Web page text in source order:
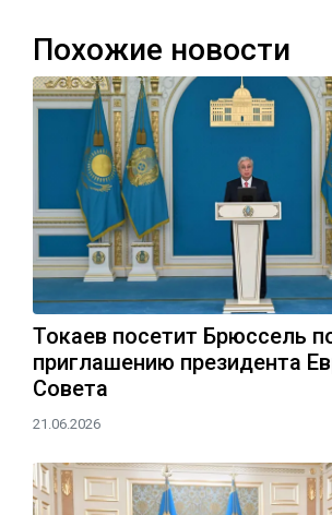
Похожие новости
Токаев посетит Брюссель
приглашению президента
Совета
21.06.2026